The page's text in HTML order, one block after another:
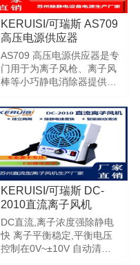
KERUISI/可瑞斯 AS709
高压电源供应器
AS709 高压电源供应器是专
门用于为离子风枪、离子风
棒等小巧静电消除器提供电
器，AS-709 电源供应器提
供 2 个孔位，可同时连接 2
台静电消除器，输出电源为
7KV*2.
KERUISI/可瑞斯 DC-
2010直流离子风机
DC直流,离子浓度强除静电
快 离子平衡稳定,平衡电压
控制在0V~±10V 自动清洁,